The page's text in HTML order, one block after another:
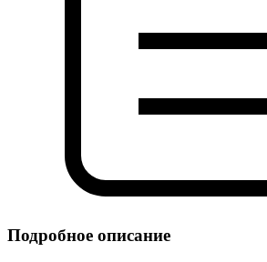
Подробное описание